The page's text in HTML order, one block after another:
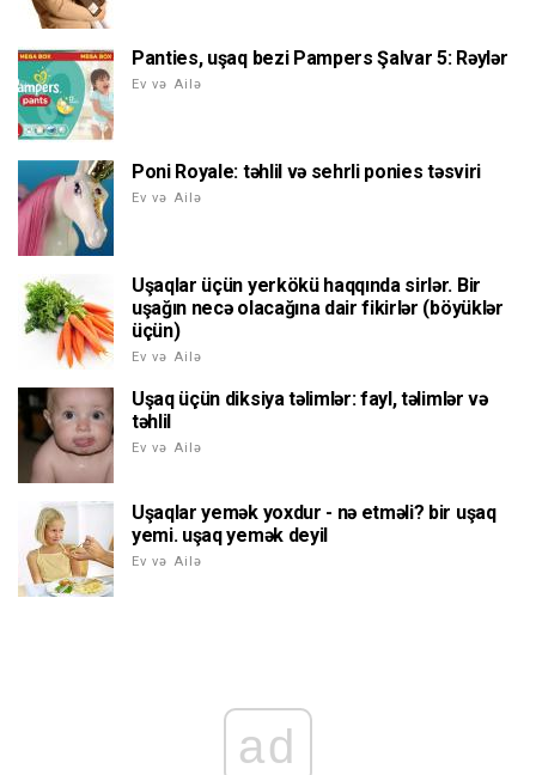
Panties, uşaq bezi Pampers Şalvar 5: Rəylər
Ev və Ailə
Poni Royale: təhlil və sehrli ponies təsviri
Ev və Ailə
Uşaqlar üçün yerkökü haqqında sirlər. Bir
uşağın necə olacağına dair fikirlər (böyüklər
üçün)
Ev və Ailə
Uşaq üçün diksiya təlimlər: fayl, təlimlər və
təhlil
Ev və Ailə
Uşaqlar yemək yoxdur - nə etməli? bir uşaq
yemi. uşaq yemək deyil
Ev və Ailə
ad